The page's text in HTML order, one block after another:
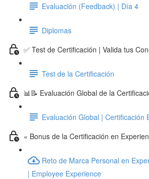
Evaluación (Feedback) | Día 4
Diplomas
✅ Test de Certificación | Valida tus
Test de la Certificación
📊📝 Evaluación Global de la
Evaluación Global | Certificación
« Bonus de la Certificación en
Reto de Marca Personal en
| Employee Experience